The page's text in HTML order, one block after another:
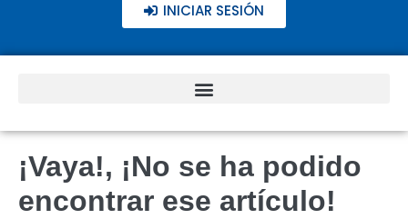
INICIAR SESIÓN
¡Vaya!, ¡No se ha podido
encontrar ese artículo!